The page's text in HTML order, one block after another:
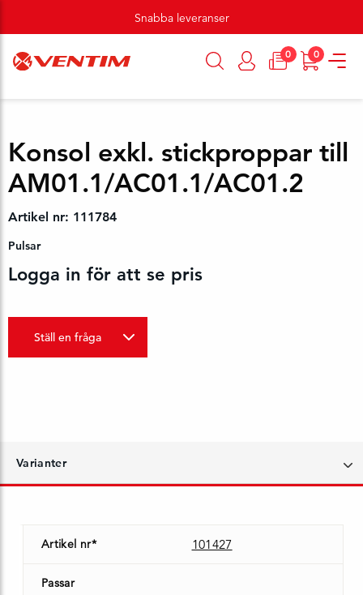
Snabba leveranser
0 0
Konsol exkl. stickproppar till
AM01.1/AC01.1/AC01.2
Artikel nr: 111784
Pulsar
Logga in för att se pris
Ställ en fråga
Varianter
Artikel nr* 101427
Passar